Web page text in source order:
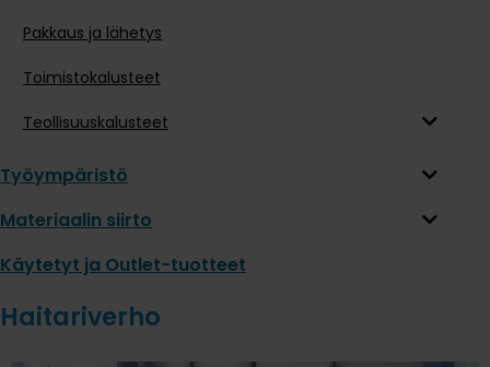
Pakkaus ja lähetys
Toimistokalusteet
Teollisuuskalusteet
Työympäristö
Materiaalin siirto
Käytetyt ja Outlet-tuotteet
Haitariverho